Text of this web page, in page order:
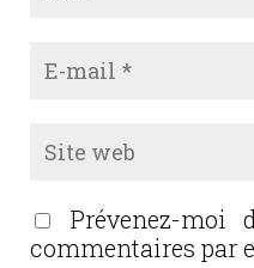
Prévenez-moi
commentaires par